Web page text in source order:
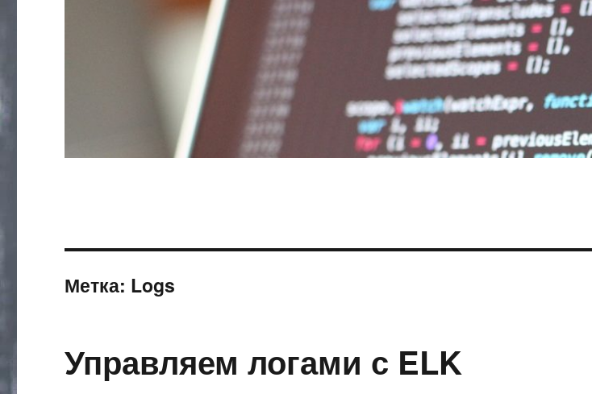
Метка: Logs
Управляем логами с ELK